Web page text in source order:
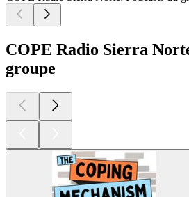
COPE Radio Sierra
groupe